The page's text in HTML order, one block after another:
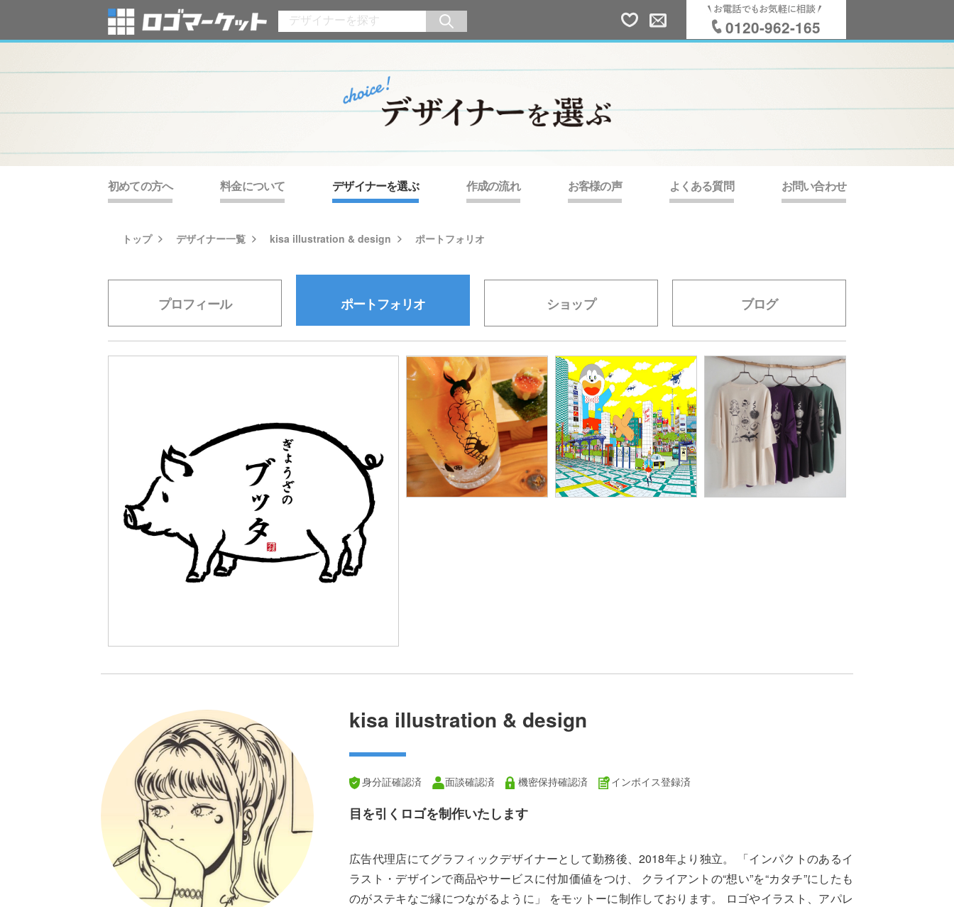
0120-962-165
初めての方へ 料金について デザイナーを選ぶ 作成の流れ お客様の声 よくある質問 お問い合わせ
トップ デザイナー一覧 kisa illustration & design ポートフォリオ
プロフィール ポートフォリオ ショップ ブログ
kisa illustration & design
身分証確認済 面談確認済 機密保持確認済 インボイス登録済
目を引くロゴを制作いたします
広告代理店にてグラフィックデザイナーとして勤務後、2018年より独立。 「インパクトのあるイ
ラスト・デザインで商品やサービスに付加価値をつけ、 クライアントの“想い”を“カタチ”にしたも
のがステキなご縁につながるように」 をモットーに制作しております。 ロゴやイラスト、アパレ